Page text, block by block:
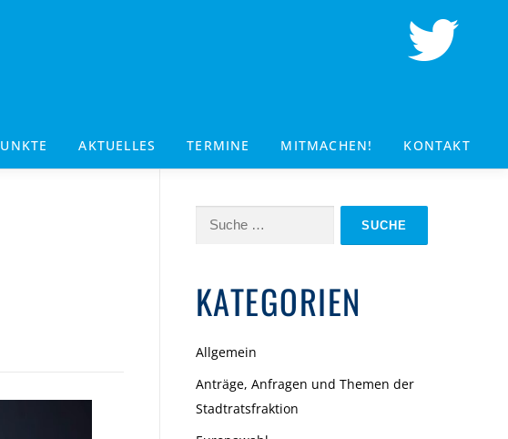
AKTUELLES TERMINE MITMACHEN! KONTAKT
Suche
KATEGORIEN
Allgemein
Anträge, Anfragen und Themen der
Stadtratsfraktion